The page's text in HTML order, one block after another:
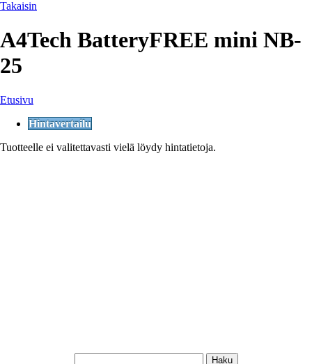
Takaisin
A4Tech BatteryFREE mini NB-
25
Etusivu
Hintavertailu
Tuotteelle ei valitettavasti vielä löydy hintatietoja.